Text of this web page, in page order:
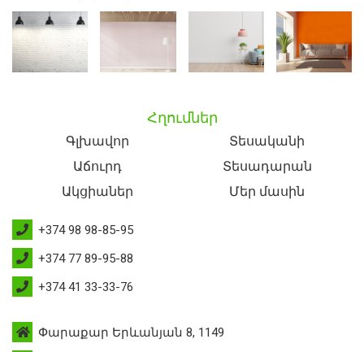
Հղումներ
Գլխավոր
Տեսականի
Աճուրդ
Տեսադարան
Ակցիաներ
Մեր մասին
+374 98 98-85-95
+374 77 89-95-88
+374 41 33-33-76
Փարաքար Երևանյան 8, 1149